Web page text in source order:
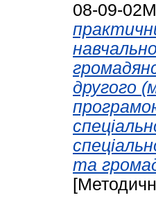
08-09-02М
другого
та